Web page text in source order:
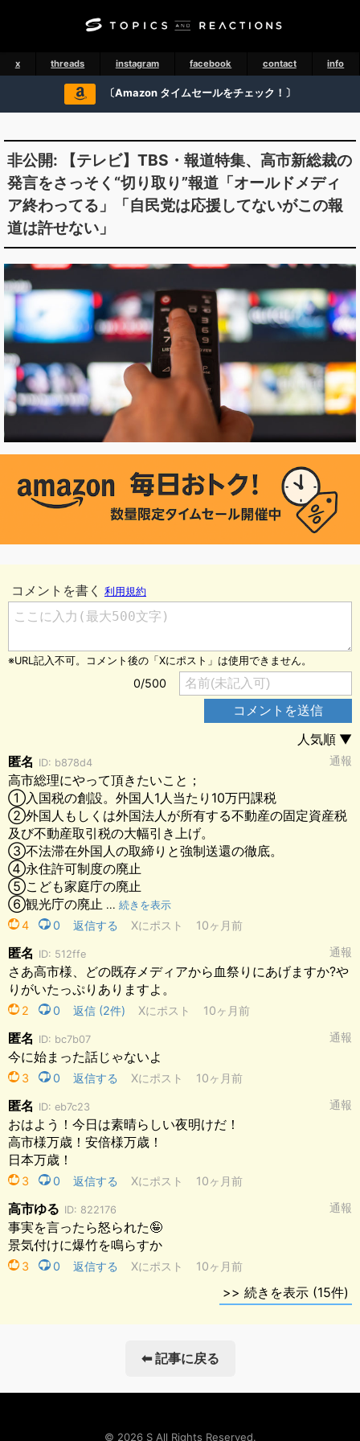
x threads instagram facebook contact info
〔Amazon タイムセールをチェック！〕
非公開: 【テレビ】TBS・報道特集、高市新総裁の
発言をさっそく“切り取り”報道「オールドメディ
ア終わってる」「自民党は応援してないがこの報
道は許せない」
⬅ 記事に戻る
© 2026 S All Rights Reserved.